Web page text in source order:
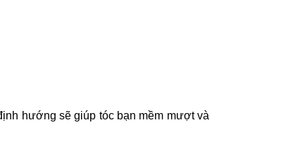
hướng sẽ giúp tóc bạn mềm mượt và